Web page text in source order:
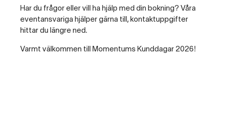
Har du frågor eller vill ha hjälp med din bokning? Våra
eventansvariga hjälper gärna till, kontaktuppgifter
hittar du längre ned.
Varmt välkommen till Momentums Kunddagar 2026!